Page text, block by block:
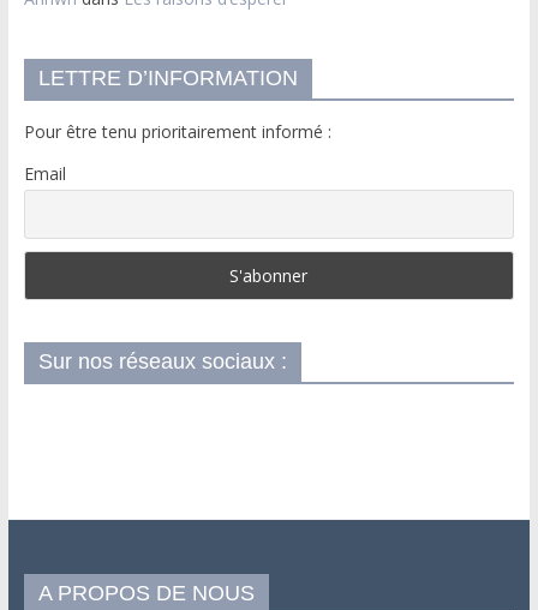
LETTRE D’INFORMATION
Pour être tenu prioritairement informé :
Email
Sur nos réseaux sociaux :
A PROPOS DE NOUS